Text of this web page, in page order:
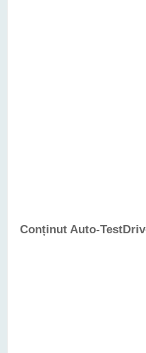
Conținut Auto-